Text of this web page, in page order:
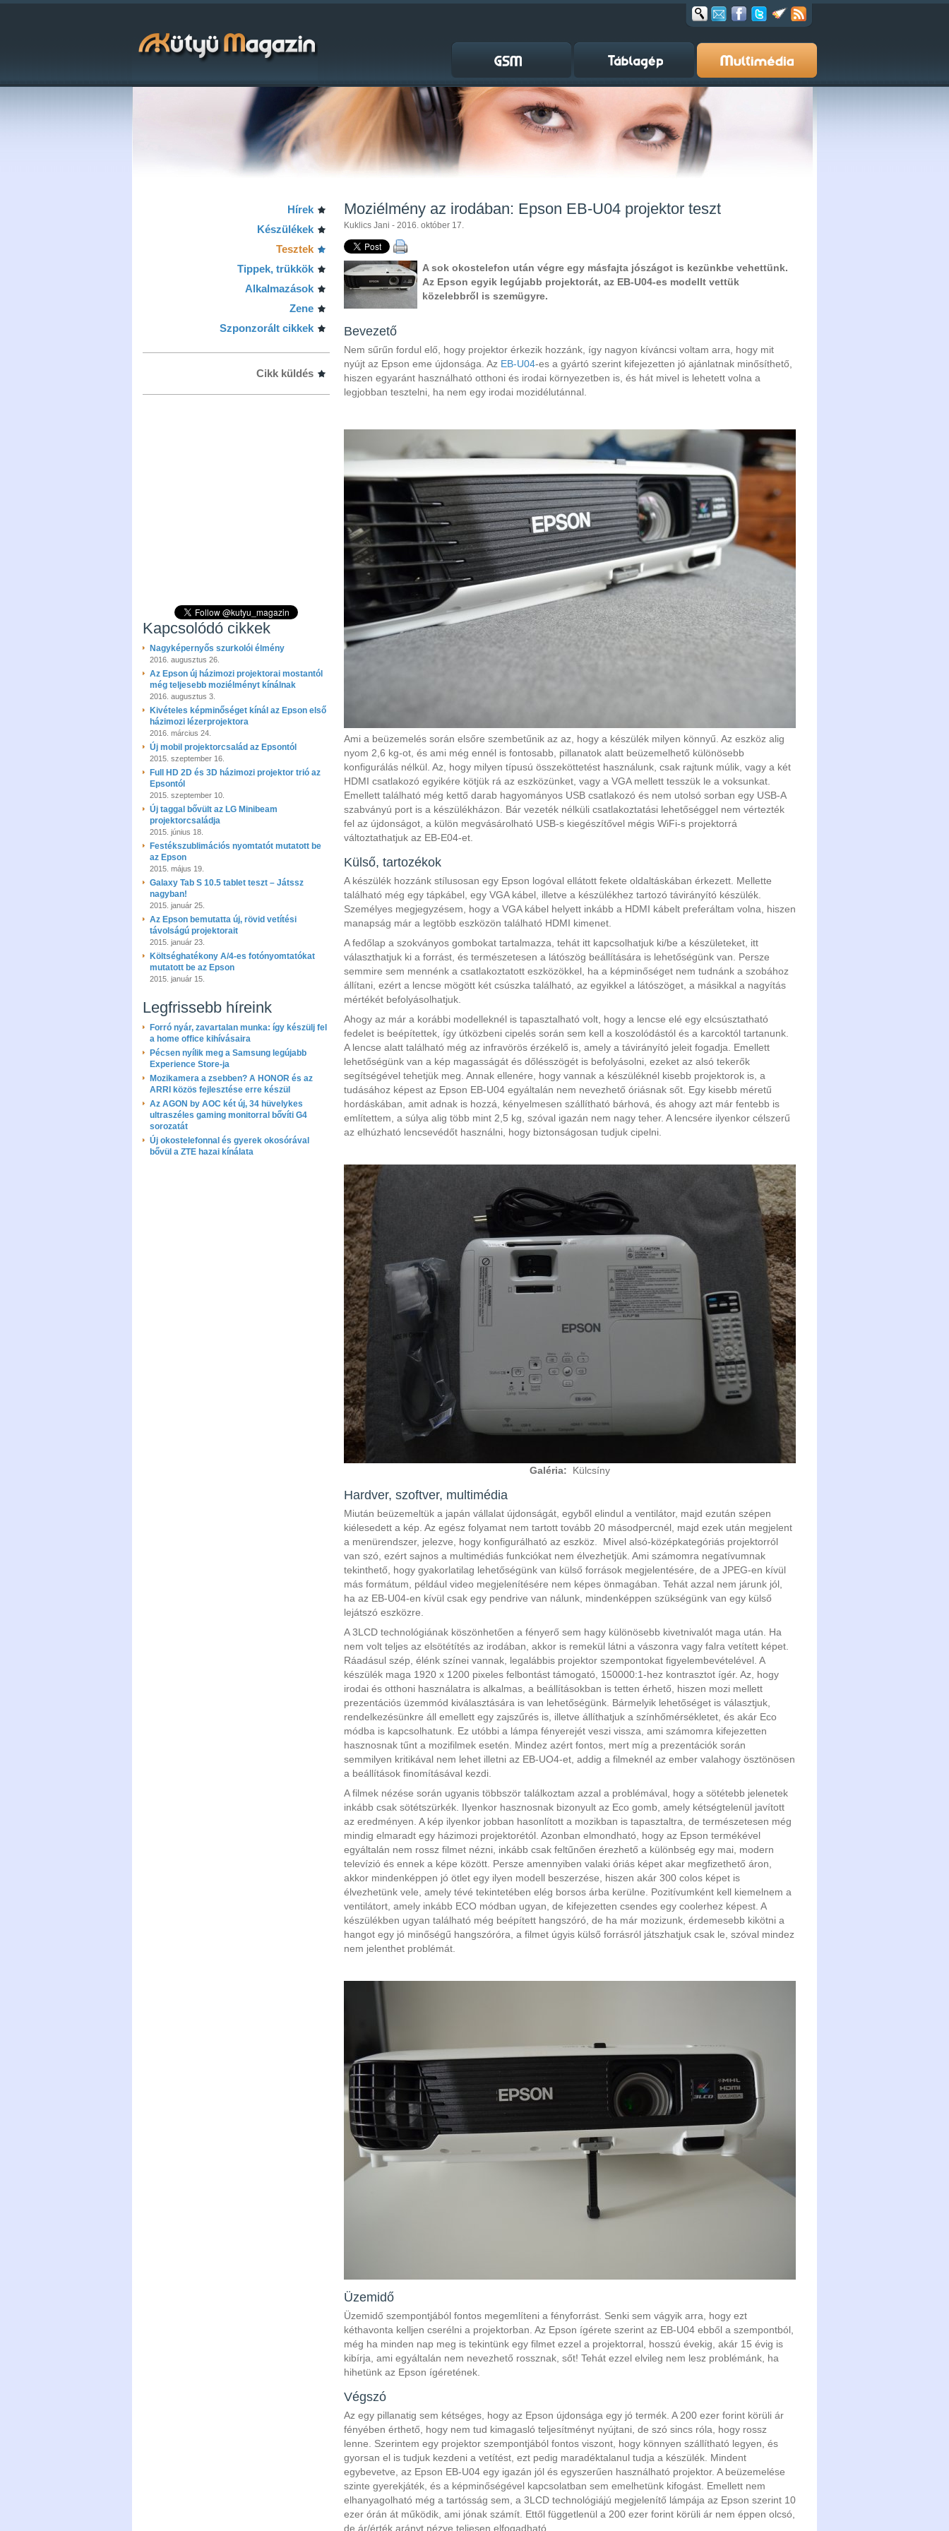
Hírek
Készülékek
Tesztek
Tippek, trükkök
Alkalmazások
Zene
Szponzorált cikkek
Cikk küldés
Kapcsolódó cikkek
Nagyképernyős szurkolói élmény
2016. augusztus 26.
Az Epson új házimozi projektorai mostantól
még teljesebb moziélményt kínálnak
2016. augusztus 3.
Kivételes képminőséget kínál az Epson első
házimozi lézerprojektora
2016. március 24.
Új mobil projektorcsalád az Epsontól
2015. szeptember 16.
Full HD 2D és 3D házimozi projektor trió az
Epsontól
2015. szeptember 10.
Új taggal bővült az LG Minibeam
projektorcsaládja
2015. június 18.
Festékszublimációs nyomtatót mutatott be
az Epson
2015. május 19.
Galaxy Tab S 10.5 tablet teszt – Játssz
nagyban!
2015. január 25.
Az Epson bemutatta új, rövid vetítési
távolságú projektorait
2015. január 23.
Költséghatékony A/4-es fotónyomtatókat
mutatott be az Epson
2015. január 15.
Legfrissebb híreink
Forró nyár, zavartalan munka: így készülj fel
a home office kihívásaira
Pécsen nyílik meg a Samsung legújabb
Experience Store-ja
Mozikamera a zsebben? A HONOR és az
ARRI közös fejlesztése erre készül
Az AGON by AOC két új, 34 hüvelykes
ultraszéles gaming monitorral bővíti G4
sorozatát
Új okostelefonnal és gyerek okosórával
bővül a ZTE hazai kínálata
Moziélmény az irodában: Epson EB-U04 projektor teszt
Kuklics Jani - 2016. október 17.
A sok okostelefon után végre egy másfajta jószágot is kezünkbe vehettünk.
Az Epson egyik legújabb projektorát, az EB-U04-es modellt vettük
közelebbről is szemügyre.
Bevezető
Nem sűrűn fordul elő, hogy projektor érkezik hozzánk, így nagyon kíváncsi voltam arra, hogy mit
nyújt az Epson eme újdonsága. Az EB-U04-es a gyártó szerint kifejezetten jó ajánlatnak minősíthető,
hiszen egyaránt használható otthoni és irodai környezetben is, és hát mivel is lehetett volna a
legjobban tesztelni, ha nem egy irodai mozidélutánnal.
Ami a beüzemelés során elsőre szembetűnik az az, hogy a készülék milyen könnyű. Az eszköz alig
nyom 2,6 kg-ot, és ami még ennél is fontosabb, pillanatok alatt beüzemelhető különösebb
konfigurálás nélkül. Az, hogy milyen típusú összeköttetést használunk, csak rajtunk múlik, vagy a két
HDMI csatlakozó egyikére kötjük rá az eszközünket, vagy a VGA mellett tesszük le a voksunkat.
Emellett található még kettő darab hagyományos USB csatlakozó és nem utolsó sorban egy USB-A
szabványú port is a készülékházon. Bár vezeték nélküli csatlakoztatási lehetőséggel nem vértezték
fel az újdonságot, a külön megvásárolható USB-s kiegészítővel mégis WiFi-s projektorrá
változtathatjuk az EB-E04-et.
Külső, tartozékok
A készülék hozzánk stílusosan egy Epson logóval ellátott fekete oldaltáskában érkezett. Mellette
található még egy tápkábel, egy VGA kábel, illetve a készülékhez tartozó távirányító készülék.
Személyes megjegyzésem, hogy a VGA kábel helyett inkább a HDMI kábelt preferáltam volna, hiszen
manapság már a legtöbb eszközön található HDMI kimenet.
A fedőlap a szokványos gombokat tartalmazza, tehát itt kapcsolhatjuk ki/be a készületeket, itt
választhatjuk ki a forrást, és természetesen a látószög beállítására is lehetőségünk van. Persze
semmire sem mennénk a csatlakoztatott eszközökkel, ha a képminőséget nem tudnánk a szobához
állítani, ezért a lencse mögött két csúszka található, az egyikkel a látószöget, a másikkal a nagyítás
mértékét befolyásolhatjuk.
Ahogy az már a korábbi modelleknél is tapasztalható volt, hogy a lencse elé egy elcsúsztatható
fedelet is beépítettek, így útközbeni cipelés során sem kell a koszolódástól és a karcoktól tartanunk.
A lencse alatt található még az infravörös érzékelő is, amely a távirányító jeleit fogadja. Emellett
lehetőségünk van a kép magasságát és dőlésszögét is befolyásolni, ezeket az alsó tekerők
segítségével tehetjük meg. Annak ellenére, hogy vannak a készüléknél kisebb projektorok is, a
tudásához képest az Epson EB-U04 egyáltalán nem nevezhető óriásnak sőt. Egy kisebb méretű
hordáskában, amit adnak is hozzá, kényelmesen szállítható bárhová, és ahogy azt már fentebb is
említettem, a súlya alig több mint 2,5 kg, szóval igazán nem nagy teher. A lencsére ilyenkor célszerű
az elhúzható lencsevédőt használni, hogy biztonságosan tudjuk cipelni.
Galéria: Külcsíny
Hardver, szoftver, multimédia
Miután beüzemeltük a japán vállalat újdonságát, egyből elindul a ventilátor, majd ezután szépen
kiélesedett a kép. Az egész folyamat nem tartott tovább 20 másodpercnél, majd ezek után megjelent
a menürendszer, jelezve, hogy konfigurálható az eszköz. Mivel alsó-középkategóriás projektorról
van szó, ezért sajnos a multimédiás funkciókat nem élvezhetjük. Ami számomra negatívumnak
tekinthető, hogy gyakorlatilag lehetőségünk van külső források megjelentésére, de a JPEG-en kívül
más formátum, például video megjelenítésére nem képes önmagában. Tehát azzal nem járunk jól,
ha az EB-U04-en kívül csak egy pendrive van nálunk, mindenképpen szükségünk van egy külső
lejátszó eszközre.
A 3LCD technológiának köszönhetően a fényerő sem hagy különösebb kivetnivalót maga után. Ha
nem volt teljes az elsötétítés az irodában, akkor is remekül látni a vászonra vagy falra vetített képet.
Ráadásul szép, élénk színei vannak, legalábbis projektor szempontokat figyelembevételével. A
készülék maga 1920 x 1200 pixeles felbontást támogató, 150000:1-hez kontrasztot ígér. Az, hogy
irodai és otthoni használatra is alkalmas, a beállításokban is tetten érhető, hiszen mozi mellett
prezentációs üzemmód kiválasztására is van lehetőségünk. Bármelyik lehetőséget is választjuk,
rendelkezésünkre áll emellett egy zajszűrés is, illetve állíthatjuk a színhőmérsékletet, és akár Eco
módba is kapcsolhatunk. Ez utóbbi a lámpa fényerejét veszi vissza, ami számomra kifejezetten
hasznosnak tűnt a mozifilmek esetén. Mindez azért fontos, mert míg a prezentációk során
semmilyen kritikával nem lehet illetni az EB-UO4-et, addig a filmeknél az ember valahogy ösztönösen
a beállítások finomításával kezdi.
A filmek nézése során ugyanis többször találkoztam azzal a problémával, hogy a sötétebb jelenetek
inkább csak sötétszürkék. Ilyenkor hasznosnak bizonyult az Eco gomb, amely kétségtelenül javított
az eredményen. A kép ilyenkor jobban hasonlított a mozikban is tapasztaltra, de természetesen még
mindig elmaradt egy házimozi projektorétól. Azonban elmondható, hogy az Epson termékével
egyáltalán nem rossz filmet nézni, inkább csak feltűnően érezhető a különbség egy mai, modern
televízió és ennek a képe között. Persze amennyiben valaki óriás képet akar megfizethető áron,
akkor mindenképpen jó ötlet egy ilyen modell beszerzése, hiszen akár 300 colos képet is
élvezhetünk vele, amely tévé tekintetében elég borsos árba kerülne. Pozitívumként kell kiemelnem a
ventilátort, amely inkább ECO módban ugyan, de kifejezetten csendes egy coolerhez képest. A
készülékben ugyan található még beépített hangszóró, de ha már mozizunk, érdemesebb kikötni a
hangot egy jó minőségű hangszóróra, a filmet úgyis külső forrásról játszhatjuk csak le, szóval mindez
nem jelenthet problémát.
Üzemidő
Üzemidő szempontjából fontos megemlíteni a fényforrást. Senki sem vágyik arra, hogy ezt
kéthavonta kelljen cserélni a projektorban. Az Epson ígérete szerint az EB-U04 ebből a szempontból,
még ha minden nap meg is tekintünk egy filmet ezzel a projektorral, hosszú évekig, akár 15 évig is
kibírja, ami egyáltalán nem nevezhető rossznak, sőt! Tehát ezzel elvileg nem lesz problémánk, ha
hihetünk az Epson ígéretének.
Végszó
Az egy pillanatig sem kétséges, hogy az Epson újdonsága egy jó termék. A 200 ezer forint körüli ár
fényében érthető, hogy nem tud kimagasló teljesítményt nyújtani, de szó sincs róla, hogy rossz
lenne. Szerintem egy projektor szempontjából fontos viszont, hogy könnyen szállítható legyen, és
gyorsan el is tudjuk kezdeni a vetítést, ezt pedig maradéktalanul tudja a készülék. Mindent
egybevetve, az Epson EB-U04 egy igazán jól és egyszerűen használható projektor. A beüzemelése
szinte gyerekjáték, és a képminőségével kapcsolatban sem emelhetünk kifogást. Emellett nem
elhanyagolható még a tartósság sem, a 3LCD technológiájú megjelenítő lámpája az Epson szerint 10
ezer órán át működik, ami jónak számít. Ettől függetlenül a 200 ezer forint körüli ár nem éppen olcsó,
de ár/érték arányt nézve teljesen elfogadható.